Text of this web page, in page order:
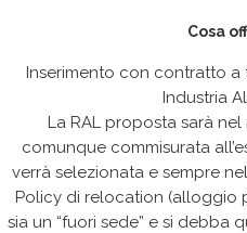
Cosa
Inserimento con contratto a
Industria
La RAL proposta sarà
comunque commisurata
verrà selezionata e sempre
Policy di relocation (alloggio
sia un “fuori sede” e si debba